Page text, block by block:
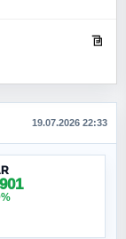
mı, Yeni
19.07.2026 22:33